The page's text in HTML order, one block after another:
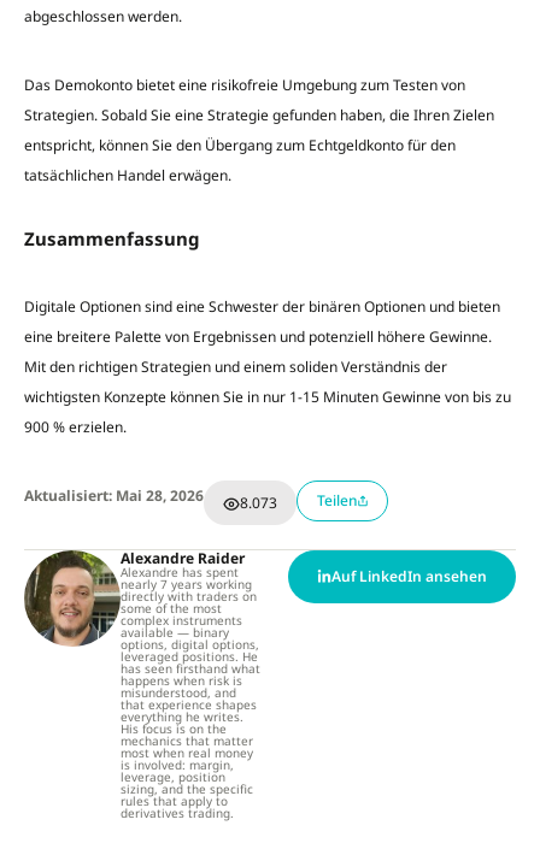
abgeschlossen werden.
Das Demokonto bietet eine risikofreie Umgebung zum Testen von
Strategien. Sobald Sie eine Strategie gefunden haben, die Ihren Zielen
entspricht, können Sie den Übergang zum Echtgeldkonto für den
tatsächlichen Handel erwägen.
Zusammenfassung
Digitale Optionen sind eine Schwester der binären Optionen und bieten
eine breitere Palette von Ergebnissen und potenziell höhere Gewinne.
Mit den richtigen Strategien und einem soliden Verständnis der
wichtigsten Konzepte können Sie in nur 1-15 Minuten Gewinne von bis zu
900 % erzielen.
Aktualisiert: Mai 28, 2026 8.073 Teilen
Alexandre Raider
Alexandre has spent
nearly 7 years working
directly with traders on
some of the most
complex instruments
available — binary
options, digital options,
leveraged positions. He
has seen firsthand what
happens when risk is
misunderstood, and
that experience shapes
everything he writes.
His focus is on the
mechanics that matter
most when real money
is involved: margin,
leverage, position
sizing, and the specific
rules that apply to
derivatives trading.
Auf LinkedIn ansehen